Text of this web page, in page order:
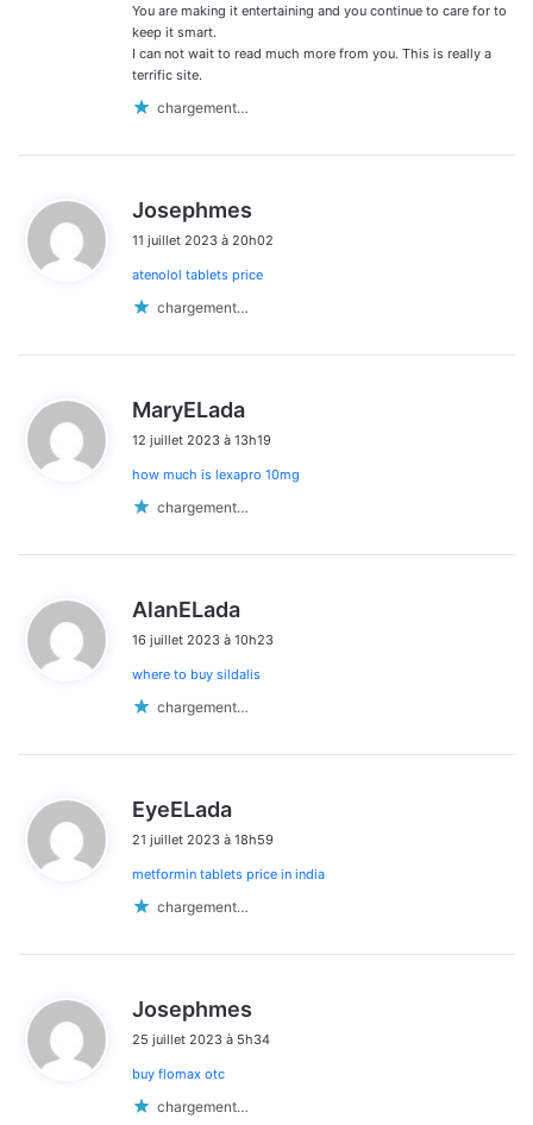
You are making it entertaining and you continue to care for to
keep it smart.
I can not wait to read much more from you. This is really a
terrific site.
chargement…
Josephmes
t
11 juillet 2023 à 20h02
atenolol tablets price
chargement…
MaryELada
t
12 juillet 2023 à 13h19
how much is lexapro 10mg
chargement…
AlanELada
t
16 juillet 2023 à 10h23
where to buy sildalis
chargement…
EyeELada
21 juillet 2023 à 18h59
metformin tablets price in india
chargement…
Josephmes
t
25 juillet 2023 à 5h34
buy flomax otc
chargement…